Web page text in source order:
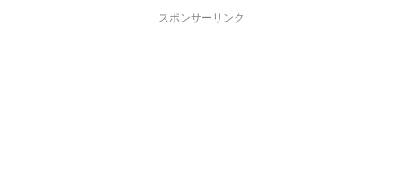
スポンサーリンク